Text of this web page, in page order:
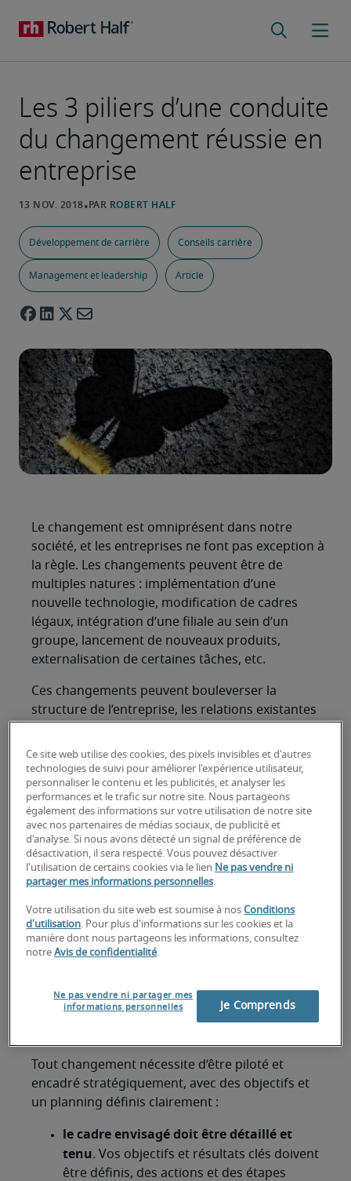
Les 3 piliers d’une conduite
du changement réussie en
entreprise
Développement de carrière Conseils carrière
Management et leadership Article
Le changement est omniprésent dans notre
société, et les entreprises ne font pas exception à
la règle. Les changements peuvent être de
multiples natures : implémentation d’une
nouvelle technologie, modification de cadres
légaux, intégration d’une filiale au sein d’un
groupe, lancement de nouveaux produits,
externalisation de certaines tâches, etc.
Ces changements peuvent bouleverser la
structure de l’entreprise, les relations existantes
les conditions de travail ou encore la culture
interne de l’entreprise.
Maîtriser la conduite du changement est donc
devenu indispensable dès lors que l’on occupe
une fonction managériale.
L’enjeu sera de créer de l’engagement auprès
des collaborateurs, d’être vecteur du
changement, et de l’inscrire au sein de la
stratégie globale de l’entreprise.
1. Apporter un cadre
structurant autour du
Tout changement nécessite d’être piloté et
encadré stratégiquement, avec des objectifs et
un planning définis clairement :
le cadre envisagé doit être détaillé et
tenu. Vos objectifs et résultats clés doivent
être définis, des actions et des étapes
Ce site web utilise des cookies, des pixels invisibles et d'autres
technologies de suivi pour améliorer l'expérience utilisateur,
personnaliser le contenu et les publicités, et analyser les
performances et le trafic sur notre site. Nous partageons
également des informations sur votre utilisation de notre site
avec nos partenaires de médias sociaux, de publicité et
d'analyse. Si nous avons détecté un signal de préférence de
désactivation, il sera respecté. Vous pouvez désactiver
l'utilisation de certains cookies via le lien Ne pas vendre ni
partager mes informations personnelles.
Votre utilisation du site web est soumise à nosConditions
d'utilisation. Pour plus d'informations sur les cookies et la
manière dont nous partageons les informations, consultez
notreAvis de confidentialité.
Ne pas vendre ni partager mes
informations personnelles
Je Comprends